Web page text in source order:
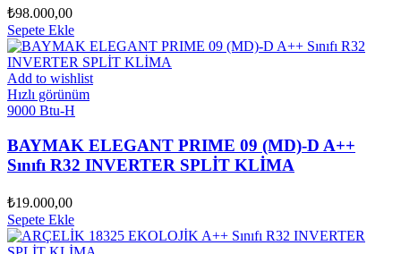
₺98.000,00
Sepete Ekle
Add to wishlist
Hızlı görünüm
9000 Btu-H
BAYMAK ELEGANT PRIME 09 (MD)-D A++
Sınıfı R32 INVERTER SPLİT KLİMA
₺19.000,00
Sepete Ekle